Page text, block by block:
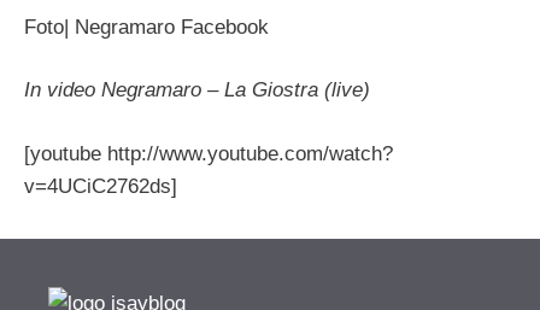
Foto| Negramaro Facebook
In video Negramaro – La Giostra (live)
[youtube http://www.youtube.com/watch?
v=4UCiC2762ds]